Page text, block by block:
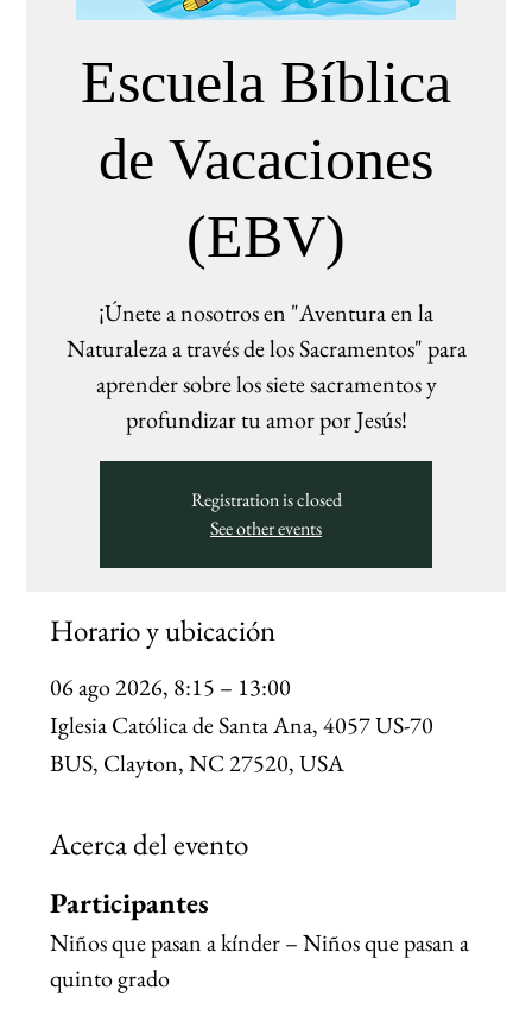
Escuela Bíblica
de Vacaciones
(EBV)
¡Únete a nosotros en "Aventura en la
Naturaleza a través de los Sacramentos" para
aprender sobre los siete sacramentos y
profundizar tu amor por Jesús!
Registration is closed
See other events
Horario y ubicación
06 ago 2026, 8:15 – 13:00
Iglesia Católica de Santa Ana, 4057 US-70
BUS, Clayton, NC 27520, USA
Acerca del evento
Participantes
Niños que pasan a kínder – Niños que pasan a
quinto grado